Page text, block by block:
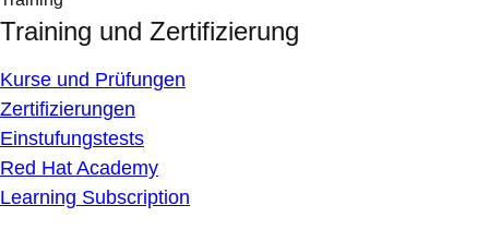
Training und Zertifizierung
Kurse und Prüfungen
Zertifizierungen
Einstufungstests
Red Hat Academy
Learning Subscription